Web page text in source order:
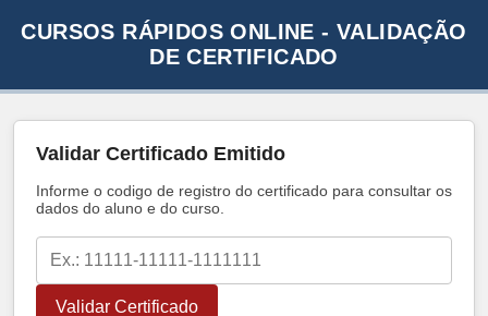
CURSOS RÁPIDOS ONLINE - VALIDAÇÃO
DE CERTIFICADO
Validar Certificado Emitido
Informe o codigo de registro do certificado para consultar os
dados do aluno e do curso.
Validar Certificado